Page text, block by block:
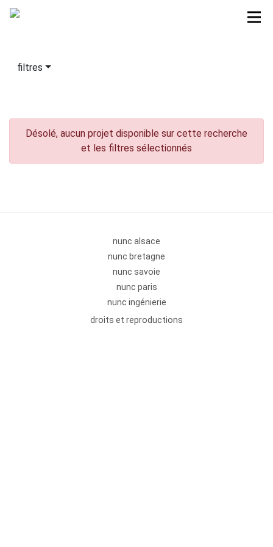
filtres
Désolé, aucun projet disponible sur cette recherche
et les filtres sélectionnés
nunc alsace
nunc bretagne
nunc savoie
nunc paris
nunc ingénierie
droits et reproductions